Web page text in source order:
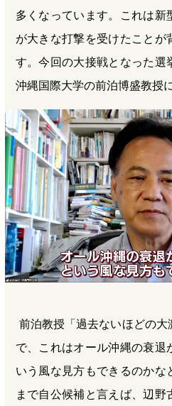
多くなっています。これは新
が大きな打撃を受けたことが
す。今回の大接戦となった選
沖縄国際大学の前泊博盛教授
前泊教授「過去ないほどの大
で、これはオール沖縄の衰退
いう風な見方もできるのかな
まで自公候補と言えば、辺野